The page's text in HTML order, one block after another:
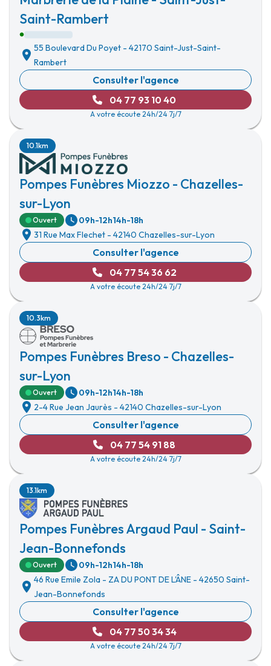
Saint-Rambert
55 Boulevard Du Poyet - 42170 Saint-Just-Saint-
Rambert
Consulter l'agence
04 77 93 10 40
A votre écoute 24h/24 7j/7
Pompes Funèbres Miozzo - Chazelles-
sur-Lyon
10.1km
Ouvert 09h-12h14h-18h
31 Rue Max Flechet - 42140 Chazelles-sur-Lyon
Consulter l'agence
04 77 54 36 62
A votre écoute 24h/24 7j/7
Pompes Funèbres Breso - Chazelles-
sur-Lyon
10.3km
Ouvert 09h-12h14h-18h
2-4 Rue Jean Jaurès - 42140 Chazelles-sur-Lyon
Consulter l'agence
04 77 54 91 88
A votre écoute 24h/24 7j/7
Pompes Funèbres Argaud Paul - Saint-
Jean-Bonnefonds
13.1km
Ouvert 09h-12h14h-18h
46 Rue Emile Zola - ZA DU PONT DE L'ÂNE - 42650 Saint-
Jean-Bonnefonds
Consulter l'agence
04 77 50 34 34
A votre écoute 24h/24 7j/7